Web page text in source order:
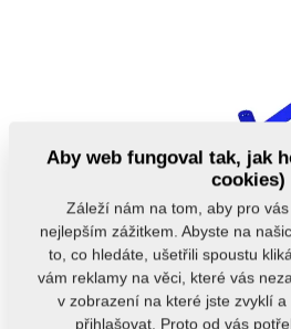
stažení
Aby web fungoval tak, jak
cookies)
Záleží nám na tom, aby pro
nejlepším zážitkem. Abyste na
to, co hledáte, ušetřili spoustu
vám reklamy na věci, které vás
v zobrazení na které jste zvyklí
přihlašovat. Proto od vás